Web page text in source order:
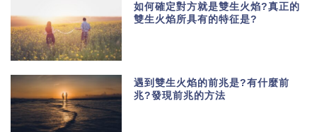
如何確定對方就是雙生火焰?真正的
雙生火焰所具有的特征是?
遇到雙生火焰的前兆是?有什麼前
兆?發現前兆的方法